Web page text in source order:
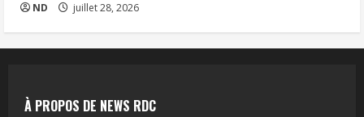
ND juillet 28, 2026
À PROPOS DE NEWS RDC